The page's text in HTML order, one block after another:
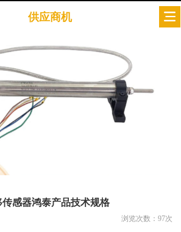
供应商机
传感器鸿泰产品技术规格
浏览次数： 97次